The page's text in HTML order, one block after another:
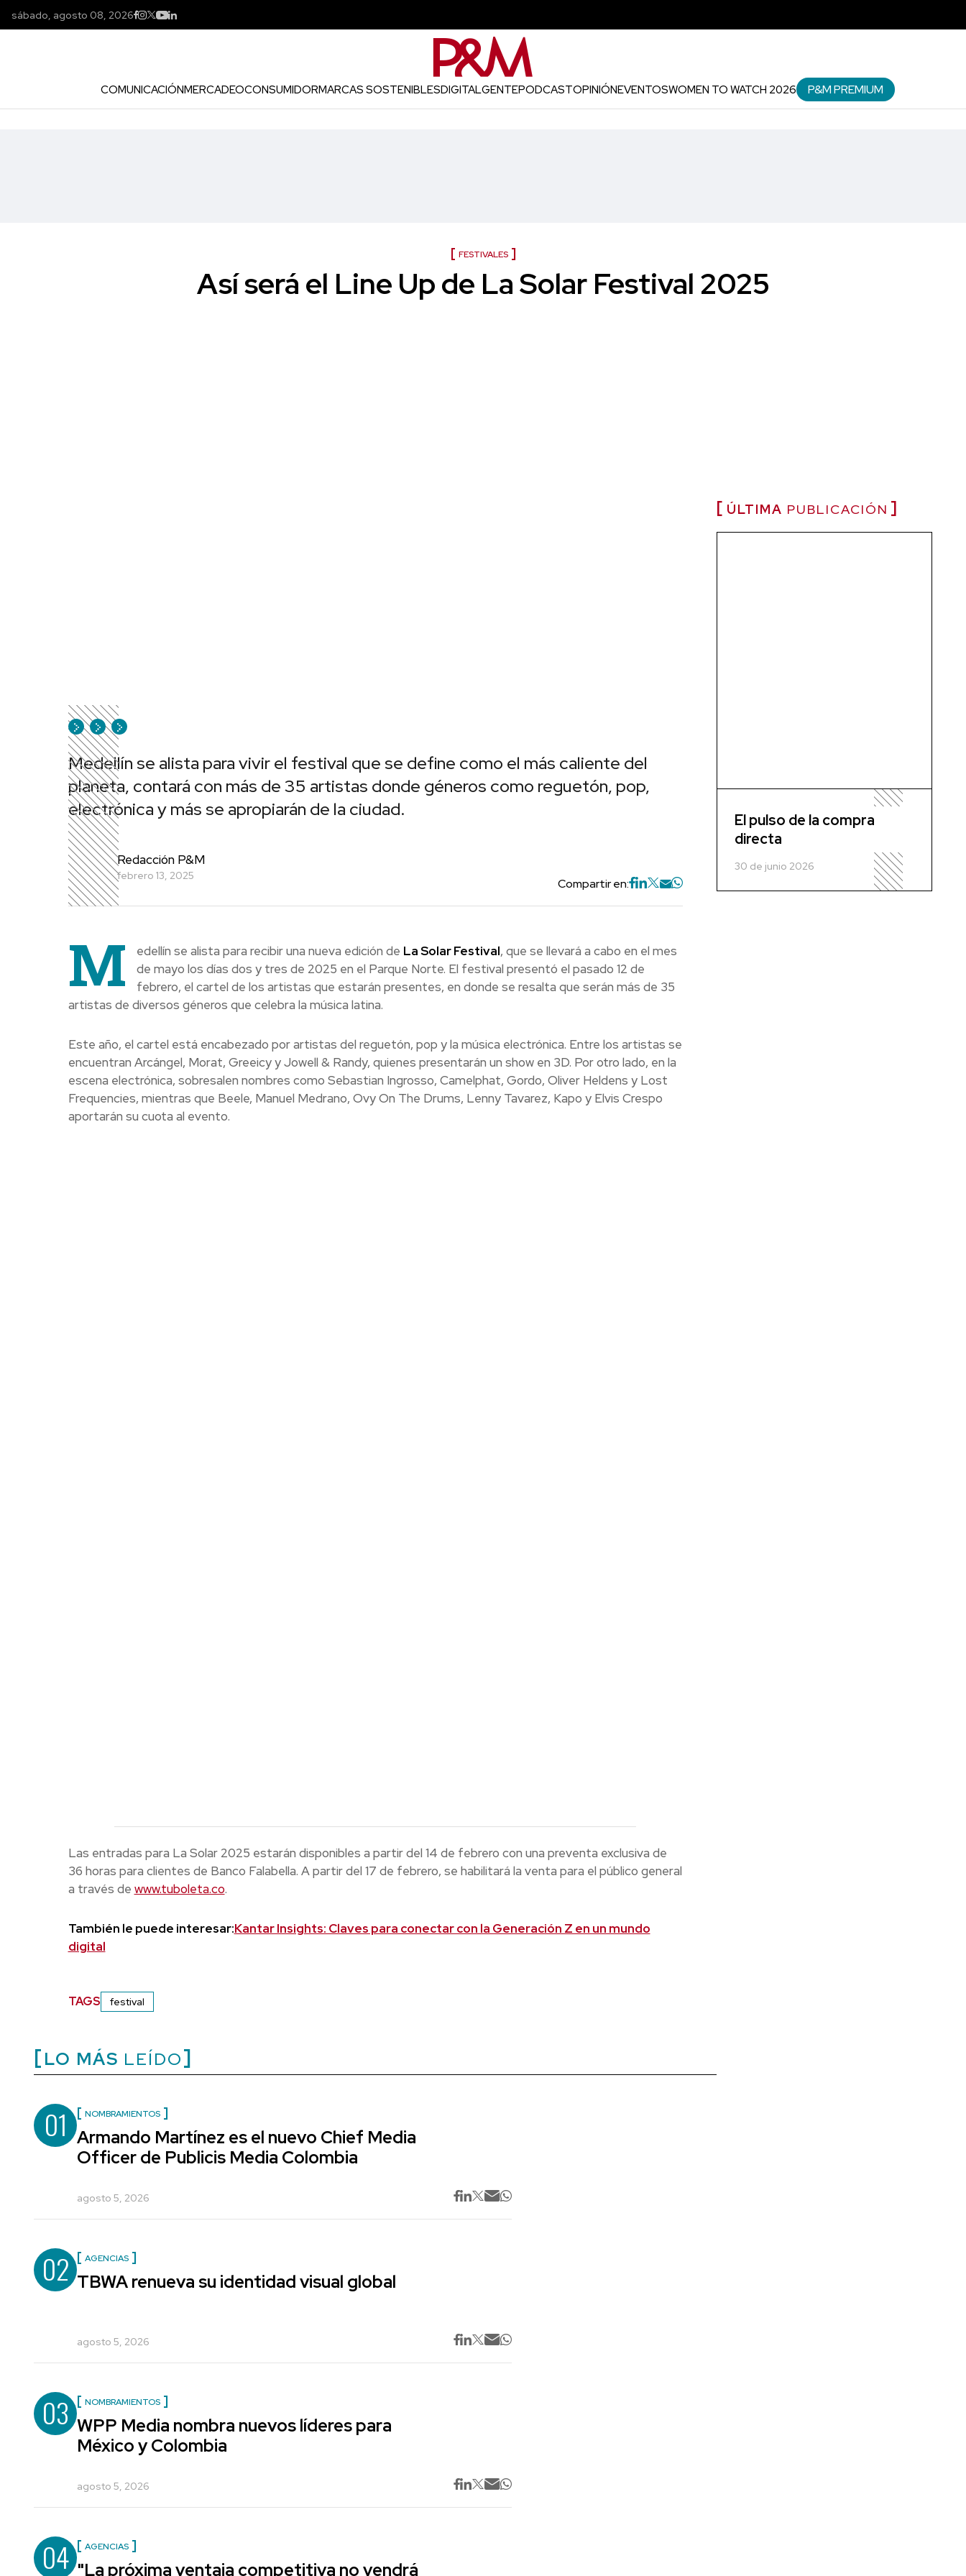
sábado, agosto 08, 2026
COMUNICACIÓNMERCADEOCONSUMIDORMARCAS SOSTENIBLESDIGITALGENTEPODCASTOPINIÓNEVENTOSWOMEN TO WATCH 2026 P&M PREMIUM
FESTIVALES
Así será el Line Up de La Solar Festival 2025
Medellín se alista para vivir el festival que se define como el más caliente del
planeta, contará con más de 35 artistas donde géneros como reguetón, pop,
electrónica y más se apropiarán de la ciudad.
Redacción P&M
febrero 13, 2025
Compartir en:
M edellín se alista para recibir una nueva edición de La Solar Festival, que se llevará a cabo en el mes
de mayo los días dos y tres de 2025 en el Parque Norte. El festival presentó el pasado 12 de
febrero, el cartel de los artistas que estarán presentes, en donde se resalta que serán más de 35
artistas de diversos géneros que celebra la música latina.
Este año, el cartel está encabezado por artistas del reguetón, pop y la música electrónica. Entre los artistas se
encuentran Arcángel, Morat, Greeicy y Jowell & Randy, quienes presentarán un show en 3D. Por otro lado, en la
escena electrónica, sobresalen nombres como Sebastian Ingrosso, Camelphat, Gordo, Oliver Heldens y Lost
Frequencies, mientras que Beele, Manuel Medrano, Ovy On The Drums, Lenny Tavarez, Kapo y Elvis Crespo
aportarán su cuota al evento.
Las entradas para La Solar 2025 estarán disponibles a partir del 14 de febrero con una preventa exclusiva de
36 horas para clientes de Banco Falabella. A partir del 17 de febrero, se habilitará la venta para el público general
a través de www.tuboleta.co.
También le puede interesar:Kantar Insights: Claves para conectar con la Generación Z en un mundo
digital
TAGS festival
LO MÁS LEÍDO
01 NOMBRAMIENTOS
Armando Martínez es el nuevo Chief Media
Officer de Publicis Media Colombia
agosto 5, 2026
02 AGENCIAS
TBWA renueva su identidad visual global
agosto 5, 2026
03 NOMBRAMIENTOS
WPP Media nombra nuevos líderes para
México y Colombia
agosto 5, 2026
04 AGENCIAS
"La próxima ventaja competitiva no vendrá
ÚLTIMA PUBLICACIÓN
El pulso de la compra
directa
30 de junio 2026